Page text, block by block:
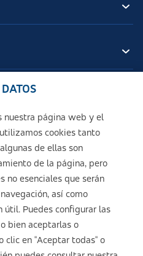
nuestra página web y el
cookies tanto
de ellas son
de la página, pero
no esenciales que serán
así como
útil. Puedes configurar las
bien aceptarlas o
clic en "Aceptar todas" o